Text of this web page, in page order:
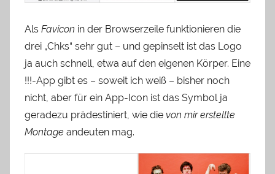
Als Favicon in der Browserzeile funktionieren die
drei „Chks“ sehr gut – und gepinselt ist das Logo
ja auch schnell, etwa auf den eigenen Körper. Eine
!!!-App gibt es – soweit ich weiß – bisher noch
nicht, aber für ein App-Icon ist das Symbol ja
geradezu prädestiniert, wie die von mir erstellte
Montage andeuten mag.